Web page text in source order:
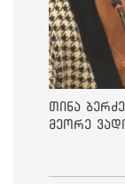
თინა
მეორე